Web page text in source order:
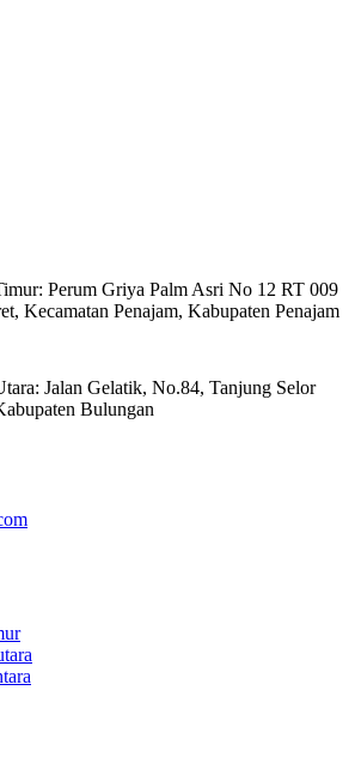
Perum Griya Palm Asri No 12 RT 009
Kecamatan Penajam, Kabupaten Penajam
Jalan Gelatik, No.84, Tanjung Selor
Bulungan